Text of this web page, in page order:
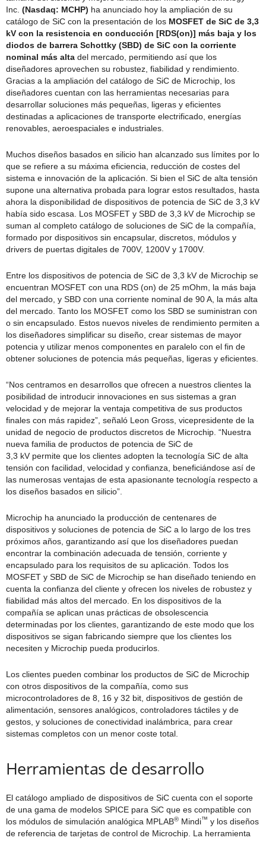
Inc. (Nasdaq: MCHP) ha anunciado hoy la ampliación de su
catálogo de SiC con la presentación de los MOSFET de SiC de 3,3
kV con la resistencia en conducción [RDS(on)] más baja y los
diodos de barrera Schottky (SBD) de SiC con la corriente
nominal más alta del mercado, permitiendo así que los
diseñadores aprovechen su robustez, fiabilidad y rendimiento.
Gracias a la ampliación del catálogo de SiC de Microchip, los
diseñadores cuentan con las herramientas necesarias para
desarrollar soluciones más pequeñas, ligeras y eficientes
destinadas a aplicaciones de transporte electrificado, energías
renovables, aeroespaciales e industriales.
Muchos diseños basados en silicio han alcanzado sus límites por lo
que se refiere a su máxima eficiencia, reducción de costes del
sistema e innovación de la aplicación. Si bien el SiC de alta tensión
supone una alternativa probada para lograr estos resultados, hasta
ahora la disponibilidad de dispositivos de potencia de SiC de 3,3 kV
había sido escasa. Los MOSFET y SBD de 3,3 kV de Microchip se
suman al completo catálogo de soluciones de SiC de la compañía,
formado por dispositivos sin encapsular, discretos, módulos y
drivers de puertas digitales de 700V, 1200V y 1700V.
Entre los dispositivos de potencia de SiC de 3,3 kV de Microchip se
encuentran MOSFET con una RDS (on) de 25 mOhm, la más baja
del mercado, y SBD con una corriente nominal de 90 A, la más alta
del mercado. Tanto los MOSFET como los SBD se suministran con
o sin encapsulado. Estos nuevos niveles de rendimiento permiten a
los diseñadores simplificar su diseño, crear sistemas de mayor
potencia y utilizar menos componentes en paralelo con el fin de
obtener soluciones de potencia más pequeñas, ligeras y eficientes.
“Nos centramos en desarrollos que ofrecen a nuestros clientes la
posibilidad de introducir innovaciones en sus sistemas a gran
velocidad y de mejorar la ventaja competitiva de sus productos
finales con más rapidez”, señaló Leon Gross, vicepresidente de la
unidad de negocio de productos discretos de Microchip. “Nuestra
nueva familia de productos de potencia de SiC de
3,3 kV permite que los clientes adopten la tecnología SiC de alta
tensión con facilidad, velocidad y confianza, beneficiándose así de
las numerosas ventajas de esta apasionante tecnología respecto a
los diseños basados en silicio”.
Microchip ha anunciado la producción de centenares de
dispositivos y soluciones de potencia de SiC a lo largo de los tres
próximos años, garantizando así que los diseñadores puedan
encontrar la combinación adecuada de tensión, corriente y
encapsulado para los requisitos de su aplicación. Todos los
MOSFET y SBD de SiC de Microchip se han diseñado teniendo en
cuenta la confianza del cliente y ofrecen los niveles de robustez y
fiabilidad más altos del mercado. En los dispositivos de la
compañía se aplican unas prácticas de obsolescencia
determinadas por los clientes, garantizando de este modo que los
dispositivos se sigan fabricando siempre que los clientes los
necesiten y Microchip pueda producirlos.
Los clientes pueden combinar los productos de SiC de Microchip
con otros dispositivos de la compañía, como sus
microcontroladores de 8, 16 y 32 bit, dispositivos de gestión de
alimentación, sensores analógicos, controladores táctiles y de
gestos, y soluciones de conectividad inalámbrica, para crear
sistemas completos con un menor coste total.
Herramientas de desarrollo
El catálogo ampliado de dispositivos de SiC cuenta con el soporte
de una gama de modelos SPICE para SiC que es compatible con
los módulos de simulación analógica MPLAB® Mindi™ y los diseños
de referencia de tarjetas de control de Microchip. La herramienta